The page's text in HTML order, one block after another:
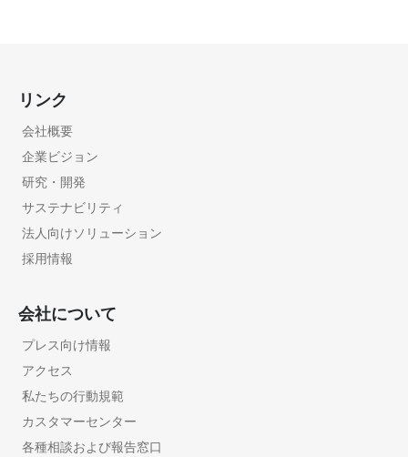
リンク
会社概要
企業ビジョン
研究・開発
サステナビリティ
法人向けソリューション
採用情報
会社について
プレス向け情報
アクセス
私たちの行動規範
カスタマーセンター
各種相談および報告窓口